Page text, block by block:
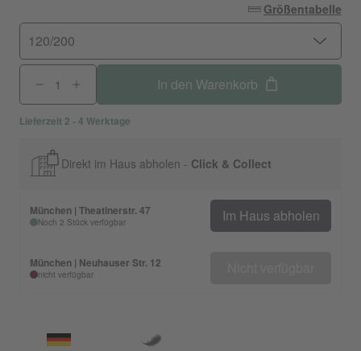
Größentabelle
120/200
In den Warenkorb
Lieferzeit 2 - 4 Werktage
Direkt im Haus abholen - Click & Collect
München | Theatinerstr. 47
Noch 2 Stück verfügbar Im Haus abholen
München | Neuhauser Str. 12
nicht verfügbar